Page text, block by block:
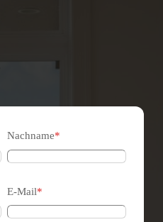
Nachname*
E-Mail*